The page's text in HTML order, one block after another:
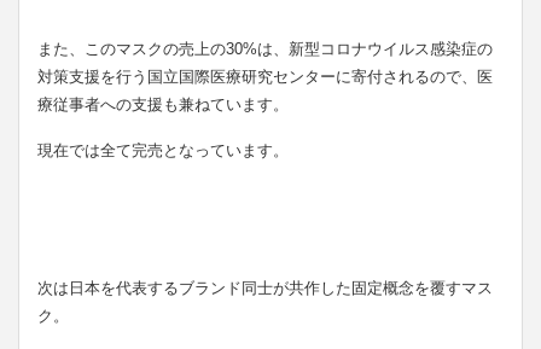
また、このマスクの売上の30%は、新型コロナウイルス感染症の
対策支援を行う国立国際医療研究センターに寄付されるので、医
療従事者への支援も兼ねています。
現在では全て完売となっています。
次は日本を代表するブランド同士が共作した固定概念を覆すマス
ク。